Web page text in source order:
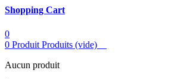
Shopping Cart
0
0 Produit Produits (vide)
Aucun produit